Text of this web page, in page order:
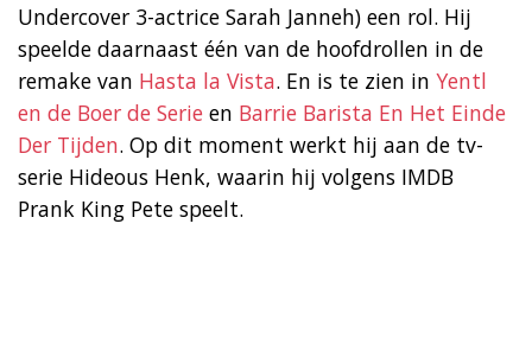
Undercover 3-actrice Sarah Janneh) een rol. Hij
speelde daarnaast één van de hoofdrollen in de
remake van Hasta la Vista. En is te zien in Yentl
en de Boer de Serie en Barrie Barista En Het Einde
Der Tijden. Op dit moment werkt hij aan de tv-
serie Hideous Henk, waarin hij volgens IMDB
Prank King Pete speelt.